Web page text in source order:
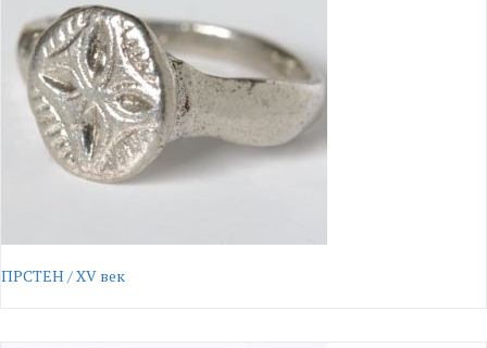
ПРСТЕН / XV век